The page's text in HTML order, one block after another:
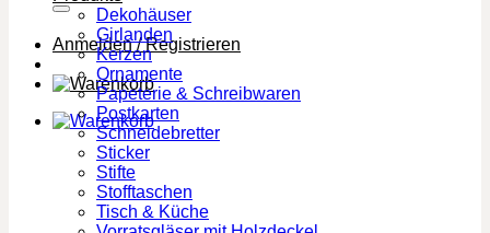
Anmelden / Registrieren
Dekohäuser
Girlanden
Kerzen
Ornamente
Papeterie & Schreibwaren
Postkarten
Schneidebretter
Sticker
Stifte
Stofftaschen
Tisch & Küche